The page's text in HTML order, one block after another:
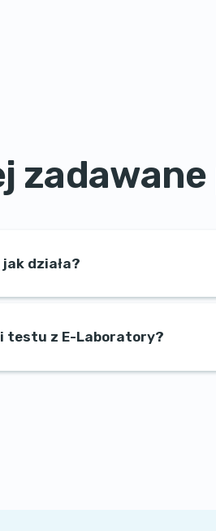
zadawane
działa?
testu z E-Laboratory?